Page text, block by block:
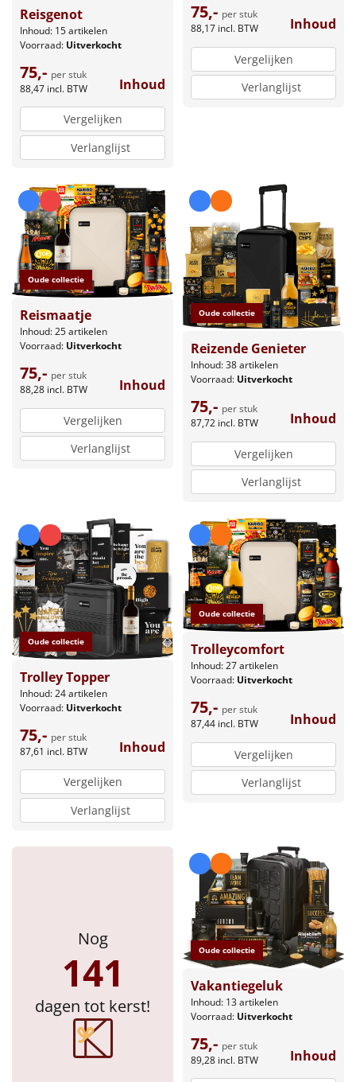
Reisgenot
Inhoud: 15 artikelen
Voorraad: Uitverkocht
75,- per stuk
88,47 incl. BTW Inhoud
Vergelijken
Verlanglijst
75,- per stuk
88,17 incl. BTW Inhoud
Vergelijken
Verlanglijst
Oude collectie
Reismaatje
Inhoud: 25 artikelen
Voorraad: Uitverkocht
75,- per stuk
88,28 incl. BTW Inhoud
Vergelijken
Verlanglijst
Oude collectie
Reizende Genieter
Inhoud: 38 artikelen
Voorraad: Uitverkocht
75,- per stuk
87,72 incl. BTW Inhoud
Vergelijken
Verlanglijst
Oude collectie
Trolley Topper
Inhoud: 24 artikelen
Voorraad: Uitverkocht
75,- per stuk
87,61 incl. BTW Inhoud
Vergelijken
Verlanglijst
Oude collectie
Trolleycomfort
Inhoud: 27 artikelen
Voorraad: Uitverkocht
75,- per stuk
87,44 incl. BTW Inhoud
Vergelijken
Verlanglijst
Nog
141
dagen tot kerst!
Oude collectie
Vakantiegeluk
Inhoud: 13 artikelen
Voorraad: Uitverkocht
75,- per stuk
89,28 incl. BTW Inhoud